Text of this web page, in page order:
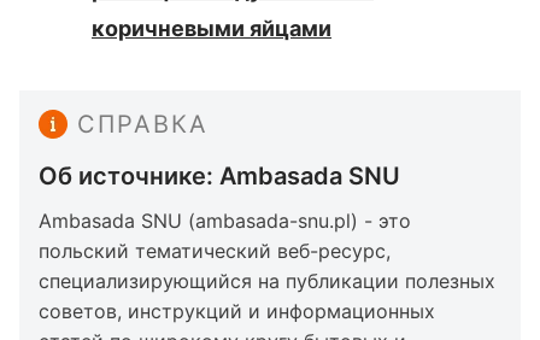
коричневыми яйцами
СПРАВКА
Об источнике: Ambasada SNU
Ambasada SNU (ambasada-snu.pl) - это
польский тематический веб-ресурс,
специализирующийся на публикации полезных
советов, инструкций и информационных